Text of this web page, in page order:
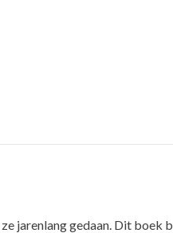
jarenlang gedaan. Dit boek